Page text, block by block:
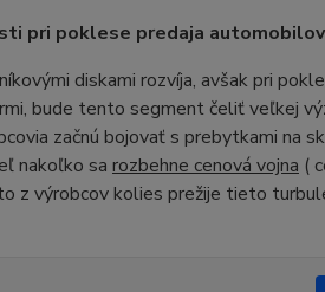
pri poklese predaja
diskami rozvíja, avšak pri
bude tento segment čeliť veľkej
začnú bojovať s prebytkami na
nakoľko sa rozbehne cenová vojna (
z výrobcov kolies prežije tieto